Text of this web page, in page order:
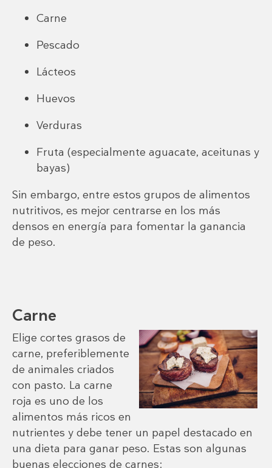
Carne
Pescado
Lácteos
Huevos
Verduras
Fruta (especialmente aguacate, aceitunas y
bayas)
Sin embargo, entre estos grupos de alimentos
nutritivos, es mejor centrarse en los más
densos en energía para fomentar la ganancia
de peso.
Carne
Elige cortes grasos de
carne, preferiblemente
de animales criados
con pasto. La carne
roja es uno de los
alimentos más ricos en
nutrientes y debe tener un papel destacado en
una dieta para ganar peso. Estas son algunas
buenas elecciones de carnes: